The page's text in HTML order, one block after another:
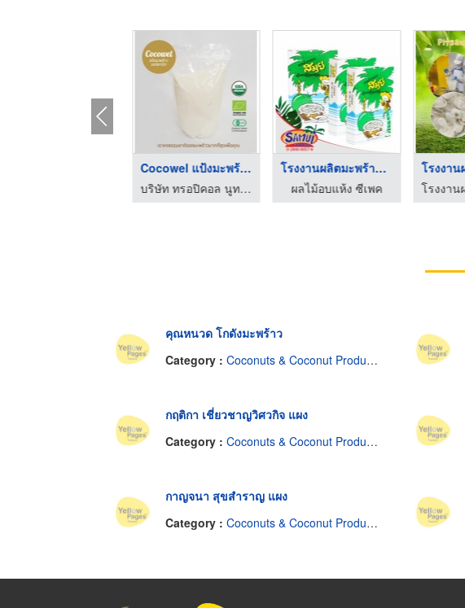
Cocowel แป้งมะพร้าวอ ...
บริษัท ทรอปิคอล นูทริชั่น จำกัด
โรงงานผลิตมะพร้าวอบแ ...
ผลไม้อบแห้ง ซีเพค
คุณหนวด โกดังมะพร้าว
Category : Coconuts & Coconut Products
กฤติกา เชี่ยวชาญวิศวกิจ แผง
Category : Coconuts & Coconut Products
กาญจนา สุขสำราญ แผง
Category : Coconuts & Coconut Products